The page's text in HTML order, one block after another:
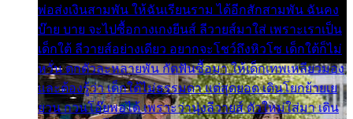
พ่อส่งเงินสามพัน ให้ฉันเรียนราม ได้อีกสักสามพัน ฉันคง
บ๊าย บาย จะไปซื้อกางเกงยีนส์ ลีวายส์มาใส่ เพราะเราเป็น
เด็กใต้ ลีวายส์อย่างเดียว อยากจะโชว์ถึงหิวโซ เด็กใต้ก็ไม่
หวั่น ตกตัวละหลายพัน กัดฟันซื้อมา ให้เด็กเทพเหลียวมอง
และต้องรู้ว่า เด็กใต้ไม่ธรรมดา แต่สุดยอด เดินโยกย้ายเย
ยวน กวนโอ๊ยพอได้ เพราะว่านุ่งลีวายส์ ตัวใหม่ใส่มา เดิน